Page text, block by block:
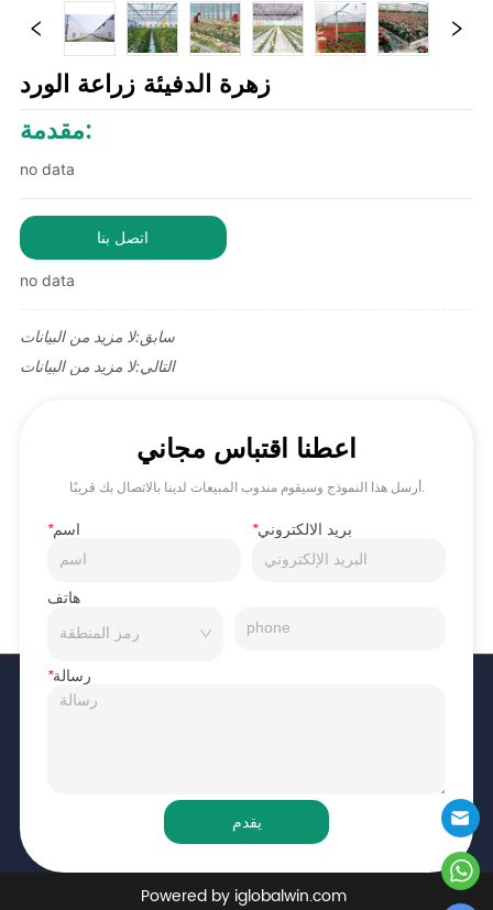
زهرة الدفيئة زراعة الورد
مقدمة:
no data
اتصل بنا
no data
سابق:لا مزيد من البيانات
التالي:لا مزيد من البيانات
اعطنا اقتباس مجاني
أرسل هذا النموذج وسيقوم مندوب المبيعات لدينا بالاتصال بك قريبًا.
*اسم *بريد الالكتروني
هاتف
*رسالة
يقدم
Powered by iglobalwin.com